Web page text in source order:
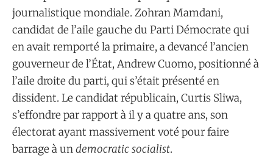
journalistique mondiale. Zohran Mamdani,
candidat de l’aile gauche du Parti Démocrate qui
en avait remporté la primaire, a devancé l’ancien
gouverneur de l’État, Andrew Cuomo, positionné à
l’aile droite du parti, qui s’était présenté en
dissident. Le candidat républicain, Curtis Sliwa,
s’effondre par rapport à il y a quatre ans, son
électorat ayant massivement voté pour faire
barrage à undemocratic socialist.